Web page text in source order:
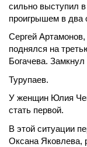
сильно выступил в
проигрышем в два
Сергей
поднялся на
Богачева.
Турупаев.
У женщин Юлия
стать первой.
В этой ситуации
Оксана Яковлева,